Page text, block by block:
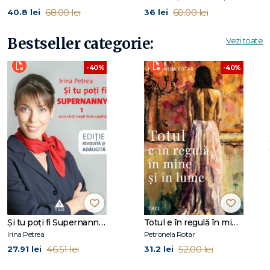
Conversația
Consumul
Caritatea
Medicina
Religia
Politica
Concluzie
Note
Bibliografie
40.8 lei 68.00 lei 36 lei 60.00 lei
Bestseller categorie: Vezi toate
-40%
Şi tu poţi fi Supernanny 1
Irina Petrea
27.91 lei 46.51 lei
-40%
Totul e în regulă în mine și în lume
Petronela Rotar
31.2 lei 52.00 lei